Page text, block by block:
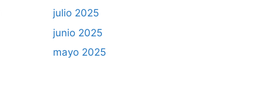
julio 2025
junio 2025
mayo 2025